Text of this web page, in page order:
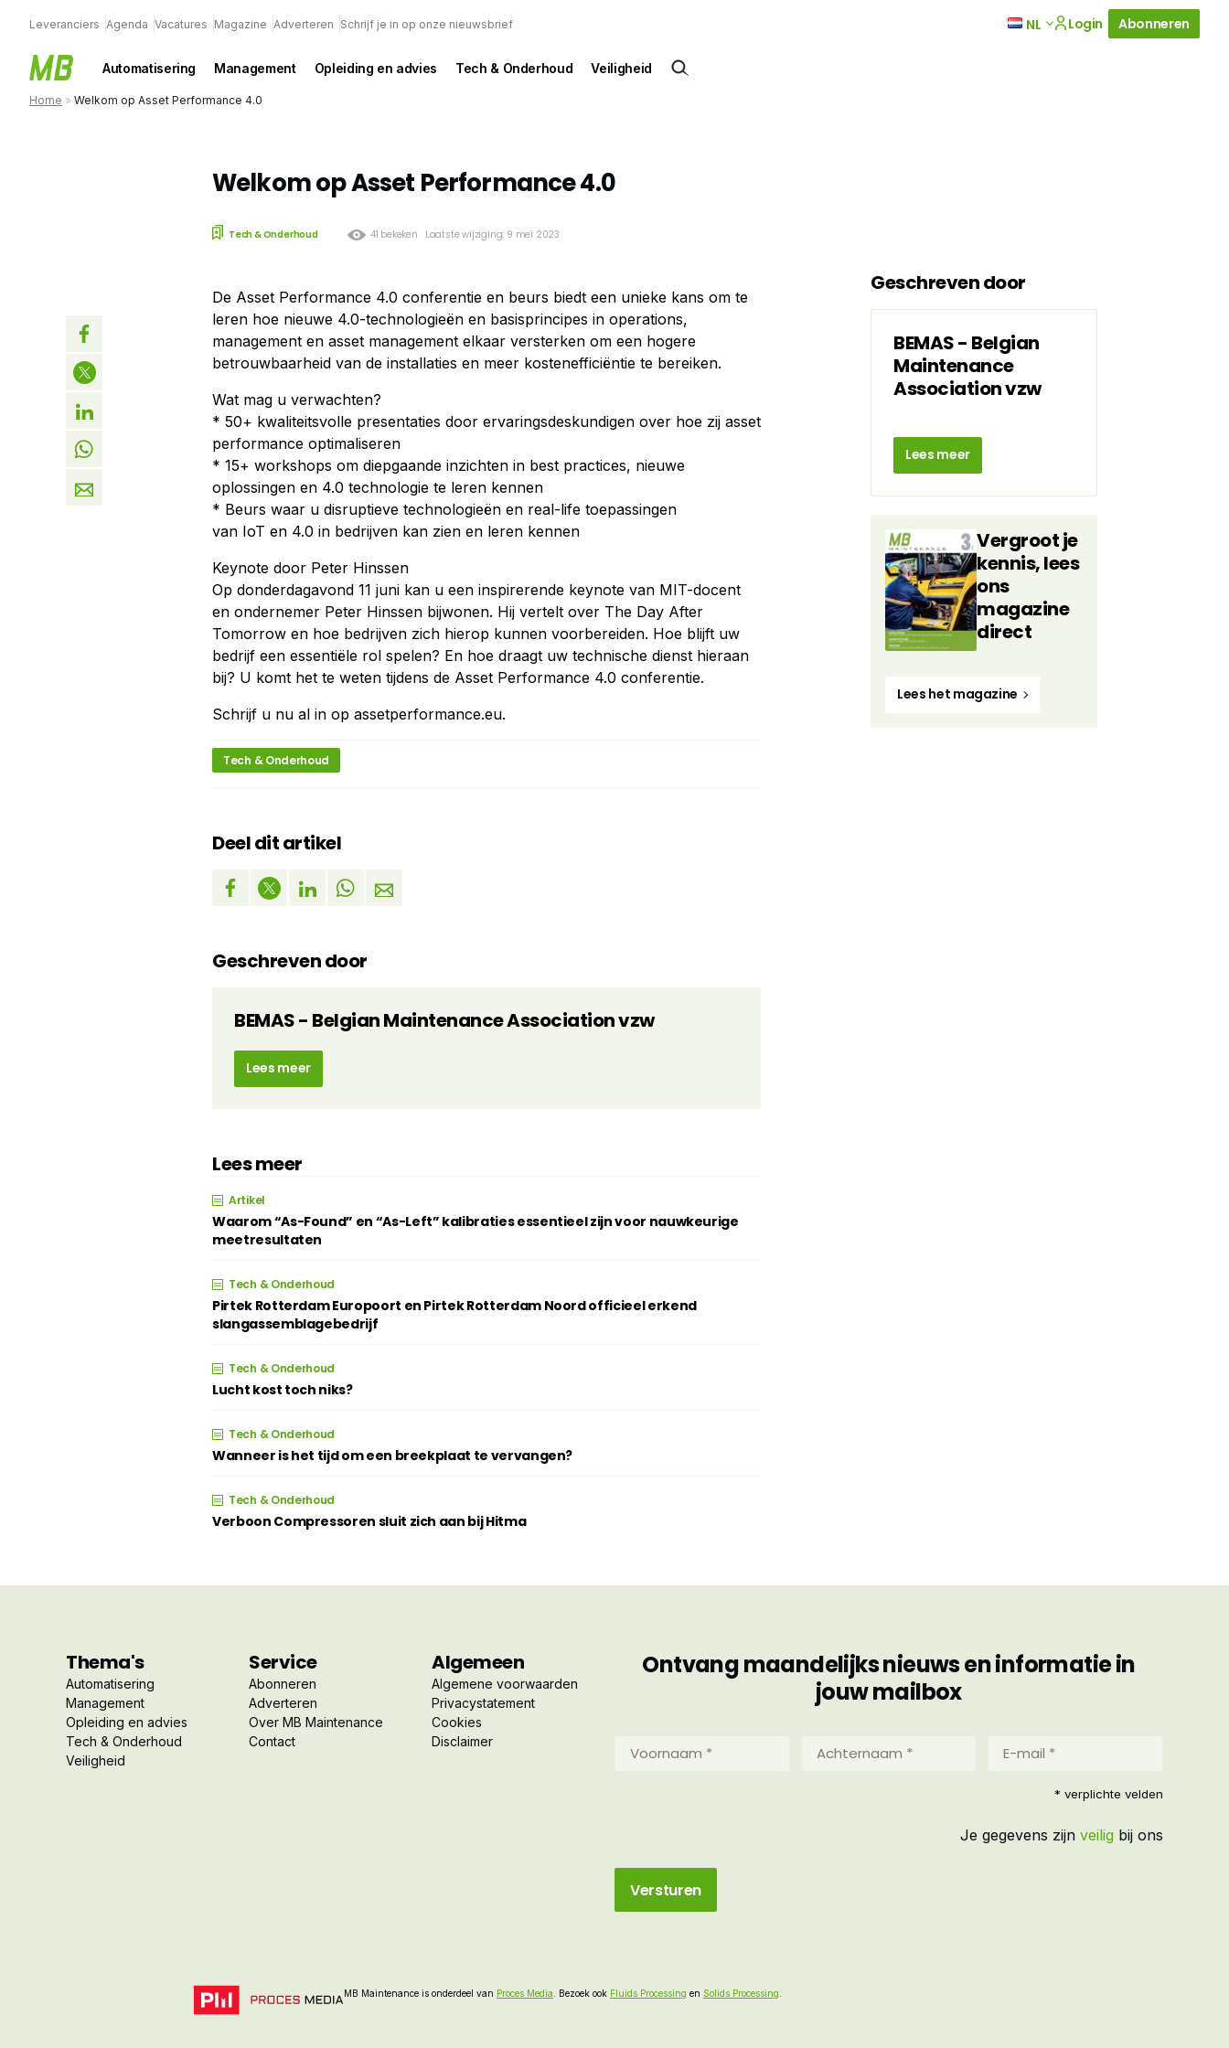
Leveranciers Agenda Vacatures Magazine Adverteren Schrijf je in op onze nieuwsbrief NL Login Abonneren
Automatisering Management Opleiding en advies Tech & Onderhoud Veiligheid
Home » Welkom op Asset Performance 4.0
Welkom op Asset Performance 4.0
Tech & Onderhoud 41 bekeken Laatste wijziging: 9 mei 2023
De Asset Performance 4.0 conferentie en beurs biedt een unieke kans om te
leren hoe nieuwe 4.0-technologieën en basisprincipes in operations,
management en asset management elkaar versterken om een hogere
betrouwbaarheid van de installaties en meer kostenefficiëntie te bereiken.
Wat mag u verwachten?
* 50+ kwaliteitsvolle presentaties door ervaringsdeskundigen over hoe zij asset
performance optimaliseren
* 15+ workshops om diepgaande inzichten in best practices, nieuwe
oplossingen en 4.0 technologie te leren kennen
* Beurs waar u disruptieve technologieën en real-life toepassingen
van IoT en 4.0 in bedrijven kan zien en leren kennen
Keynote door Peter Hinssen
Op donderdagavond 11 juni kan u een inspirerende keynote van MIT-docent
en ondernemer Peter Hinssen bijwonen. Hij vertelt over The Day After
Tomorrow en hoe bedrijven zich hierop kunnen voorbereiden. Hoe blijft uw
bedrijf een essentiële rol spelen? En hoe draagt uw technische dienst hieraan
bij? U komt het te weten tijdens de Asset Performance 4.0 conferentie.
Schrijf u nu al in op assetperformance.eu.
Tech & Onderhoud
Deel dit artikel
Geschreven door
BEMAS - Belgian Maintenance Association vzw
Lees meer
Lees meer
Artikel
Waarom “As-Found” en “As-Left” kalibraties essentieel zijn voor nauwkeurige
meetresultaten
Tech & Onderhoud
Pirtek Rotterdam Europoort en Pirtek Rotterdam Noord officieel erkend
slangassemblagebedrijf
Tech & Onderhoud
Lucht kost toch niks?
Tech & Onderhoud
Wanneer is het tijd om een breekplaat te vervangen?
Tech & Onderhoud
Verboon Compressoren sluit zich aan bij Hitma
Geschreven door
BEMAS - Belgian
Maintenance
Association vzw
Lees meer
Vergroot je
kennis, lees
ons
magazine
direct
Lees het magazine
Thema's
Automatisering
Management
Opleiding en advies
Tech & Onderhoud
Veiligheid
Service
Abonneren
Adverteren
Over MB Maintenance
Contact
Algemeen
Algemene voorwaarden
Privacystatement
Cookies
Disclaimer
Ontvang maandelijks nieuws en informatie in
jouw mailbox
Achternaam
mail
* verplichte velden
Je gegevens zijn veilig bij ons
MB Maintenance is onderdeel van Proces Media . Bezoek ook Fluids Processing en Solids Processing